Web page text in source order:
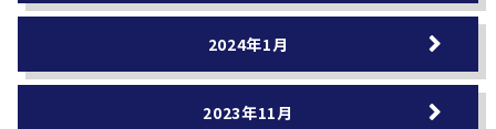
2024年1月
2023年11月